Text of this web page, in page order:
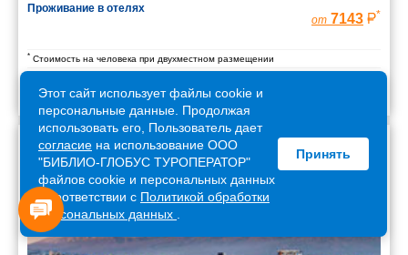
Проживание в отелях
от 7143 *
* Стоимость на человека при двухместном размещении
Армения
Этот сайт использует файлы cookie и
персональные данные. Продолжая
использовать его, Пользователь дает
согласие на использование ООО
"БИБЛИО-ГЛОБУС ТУРОПЕРАТОР"
файлов cookie и персональных данных
в соответствии с Политикой обработки
персональных данных
Принять